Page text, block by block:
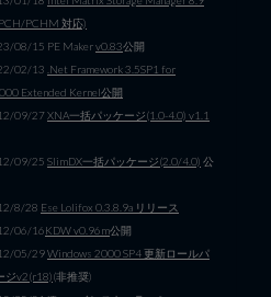
PCHM 対応)
08/15 PE Makerv0.83公開
02/13 .Net Framework 3.5SP1 for
Extended Kernel公開
09/27XNA一括パッケージ(1.0-4.0) v1.1
09/25 SlimDX一括パッケージ(2.0/4.0) 公
8/28 Ese Lolifox 0.3.8.9a リリース
06/16KDW v0.96m公開
05/29Windows 2000 SP4 更新ロールパ
ジv2(r18)(非推奨)